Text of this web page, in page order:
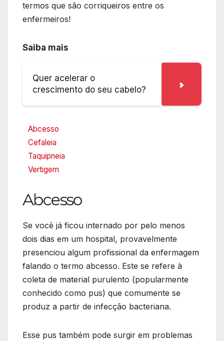
termos que são corriqueiros entre os
enfermeiros!
Saiba mais
Quer acelerar o
crescimento do seu cabelo?
Abcesso
Cefaleia
Taquipneia
Vertigem
Abcesso
Se você já ficou internado por pelo menos
dois dias em um hospital, provavelmente
presenciou algum profissional da enfermagem
falando o termo abcesso. Este se refere à
coleta de material purulento (popularmente
conhecido como pus) que comumente se
produz a partir de infecção bacteriana.
Esse pus também pode surgir em problemas